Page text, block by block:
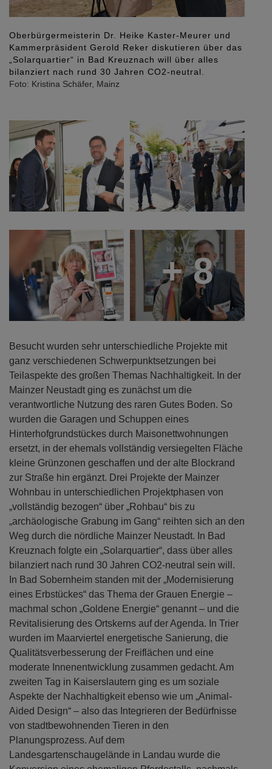
Im Solarquartier in Bad Kreuznach: Verbandsdirektor
Dr. Axel Tausendpfund, VdW südwest, mit dem
Fraktionsvorsitzenden der FDP, Philipp Fernis und
+ 8
Besucht wurden sehr unterschiedliche Projekte mit
ganz verschiedenen Schwerpunktsetzungen bei
Teilaspekte des großen Themas Nachhaltigkeit. In der
Mainzer Neustadt ging es zunächst um die
verantwortliche Nutzung des raren Gutes Boden. So
wurden die Garagen und Schuppen eines
Hinterhofgrundstückes durch Maisonettwohnungen
ersetzt, in der ehemals vollständig versiegelten Fläche
kleine Grünzonen geschaffen und der alte Blockrand
zur Straße hin ergänzt. Drei Projekte der Mainzer
Wohnbau in unterschiedlichen Projektphasen von
„vollständig bezogen“ über „Rohbau“ bis zu
„archäologische Grabung im Gang“ reihten sich an den
Weg durch die nördliche Mainzer Neustadt. In Bad
Kreuznach folgte ein „Solarquartier“, dass über alles
bilanziert nach rund 30 Jahren CO2-neutral sein will.
In Bad Sobernheim standen mit der „Modernisierung
eines Erbstückes“ das Thema der Grauen Energie –
machmal schon „Goldene Energie“ genannt – und die
Revitalisierung des Ortskerns auf der Agenda. In Trier
wurden im Maarviertel energetische Sanierung, die
Qualitätsverbesserung der Freiflächen und eine
moderate Innenentwicklung zusammen gedacht. Am
zweiten Tag in Kaiserslautern ging es um soziale
Aspekte der Nachhaltigkeit ebenso wie um „Animal-
Aided Design“ – also das Integrieren der Bedürfnisse
von stadtbewohnenden Tieren in den
Planungsprozess. Auf dem